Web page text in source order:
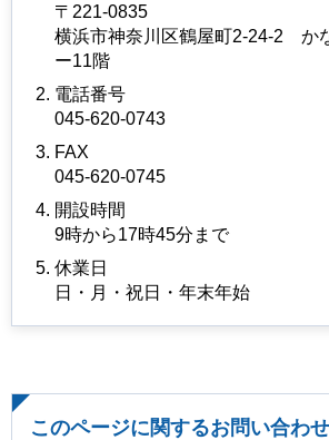
〒221-0835
横浜市神奈川区鶴屋町2-24-2
か
ー11階
電話番号
045-620-0743
FAX
045-620-0745
開設時間
9時から17時45分まで
休業日
日・月・祝日・年末年始
このページに関するお問い合わ